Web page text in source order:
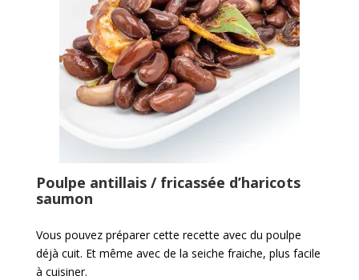
Poulpe antillais / fricassée d’haricots
saumon
Vous pouvez préparer cette recette avec du poulpe
déjà cuit. Et même avec de la seiche fraiche, plus facile
à cuisiner.